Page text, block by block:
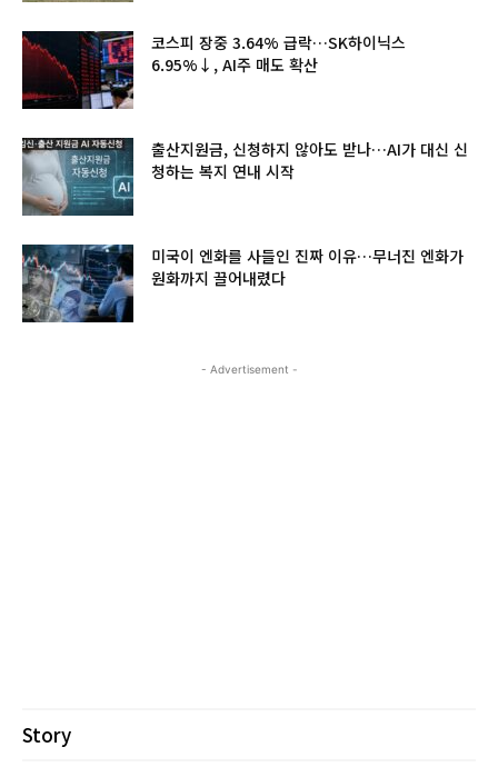
코스피 장중 3.64% 급락…SK하이닉스
6.95%↓, AI주 매도 확산
출산지원금, 신청하지 않아도 받나…AI가 대신 신
청하는 복지 연내 시작
미국이 엔화를 사들인 진짜 이유…무너진 엔화가
원화까지 끌어내렸다
- Advertisement -
Story